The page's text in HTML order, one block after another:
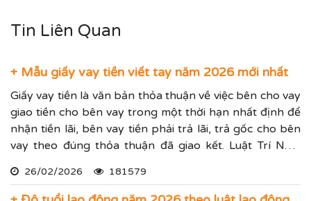
Tin Liên Quan
+ Mẫu giấy vay tiền viết tay năm 2026 mới nhất
Giấy vay tiền là văn bản thỏa thuận về việc bên cho vay
giao tiền cho bên vay trong một thời hạn nhất định để
nhận tiền lãi, bên vay tiền phải trả lãi, trả gốc cho bên
vay theo đúng thỏa thuận đã giao kết. Luật Trí Nam
cho vay tiền chuẩn xác.
26/02/2026 181579